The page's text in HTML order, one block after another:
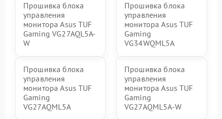
Прошивка блока
управления
монитора Asus TUF
Gaming VG27AQL5A-
W
Прошивка блока
управления
монитора Asus TUF
Gaming
VG34WQML5A
Прошивка блока
управления
монитора Asus TUF
Gaming
VG27AQML5A
Прошивка блока
управления
монитора Asus TUF
Gaming
VG27AQML5A-W